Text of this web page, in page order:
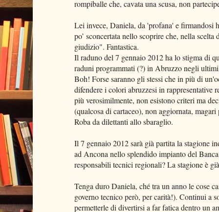
rompiballe che, cavata una scusa, non
Lei invece, Daniela, da 'profana' e firmandosi
po’ sconcertata nello scoprire che, nella
giudizio". Fantastica.
Il raduno del 7 gennaio 2012 ha lo stigma di
raduni programmati (?) in Abruzzo negli
Boh! Forse saranno gli stessi che in più di
difendere i colori abruzzesi in
più verosimilmente, non esistono criteri ma
(qualcosa di cartaceo), non aggiornata, magari
Roba da dilettanti allo sbaraglio.
Il 7 gennaio 2012 sarà già partita la stagione
ad Ancona nello splendido impianto del
responsabili tecnici regionali? La stagione è
Tenga duro Daniela, ché tra un anno le cose
governo tecnico però, per carità!). Continui a
permetterle di divertirsi a far fatica dentro un